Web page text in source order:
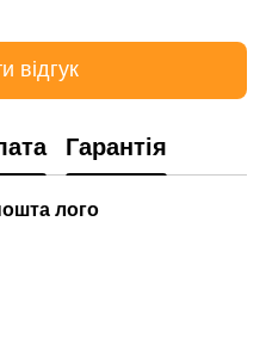
відгук
Гарантія